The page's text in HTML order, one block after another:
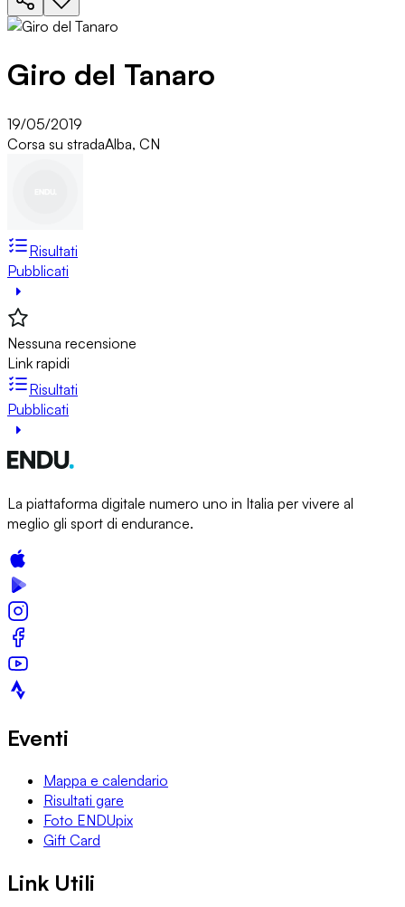
Giro del Tanaro
19/05/2019
Corsa su stradaAlba, CN
Risultati
Pubblicati
Nessuna recensione
Link rapidi
Risultati
Pubblicati
La piattaforma digitale numero uno in Italia per vivere al
meglio gli sport di endurance.
Eventi
Mappa e calendario
Risultati gare
Foto ENDUpix
Gift Card
Link Utili